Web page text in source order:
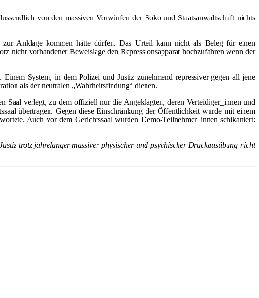
von den massiven Vorwürfen der Soko und Staatsanwaltschaft nichts
zur Anklage kommen hätte dürfen. Das Urteil kann nicht als Beleg für einen
nicht vorhandener Beweislage den Repressionsapparat hochzufahren wenn der
System, in dem Polizei und Justiz zunehmend repressiver gegen all jene
als der neutralen „Wahrheitsfindung“ dienen.
Saal verlegt, zu dem offiziell nur die Angeklagten, deren Verteidiger_innen und
übertragen. Gegen diese Einschränkung der Öffentlichkeit wurde mit einem
Auch vor dem Gerichtssaal wurden Demo-Teilnehmer_innen schikaniert:
trotz jahrelanger massiver physischer und psychischer Druckausübung nicht